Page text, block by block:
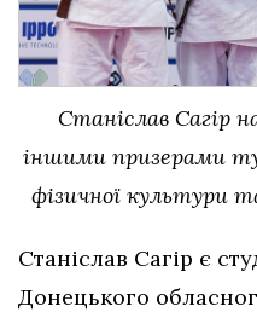
Станіслав Сагір
іншими призерами
фізичної культури
Станіслав Сагір є
Донецького